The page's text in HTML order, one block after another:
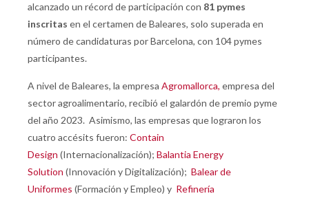
alcanzado un récord de participación con 81 pymes
inscritas en el certamen de Baleares, solo superada en
número de candidaturas por Barcelona, con 104 pymes
participantes.
A nivel de Baleares, la empresa Agromallorca, empresa del
sector agroalimentario, recibió el galardón de premio pyme
del año 2023. Asimismo, las empresas que lograron los
cuatro accésits fueron: Contain
Design (Internacionalización); Balantia Energy
Solution (Innovación y Digitalización); Balear de
Uniformes (Formación y Empleo) y Refinería